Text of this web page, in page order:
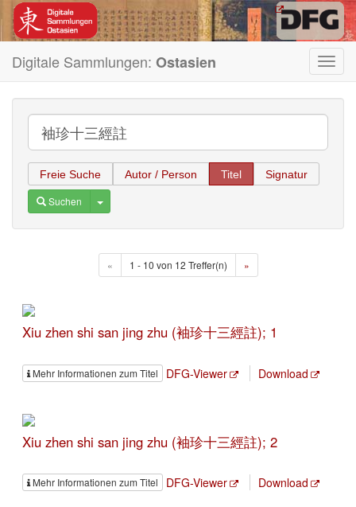
Digitale Sammlungen: Ostasien
Freie Suche Autor / Person Titel Signatur
Suchen Toggle Dropdown
« 1 - 10 von 12 Treffer(n) »
Xiu zhen shi san jing zhu (袖珍十三經註); 1
Mehr Informationen zum Titel DFG-Viewer Download
Xiu zhen shi san jing zhu (袖珍十三經註); 2
Mehr Informationen zum Titel DFG-Viewer Download